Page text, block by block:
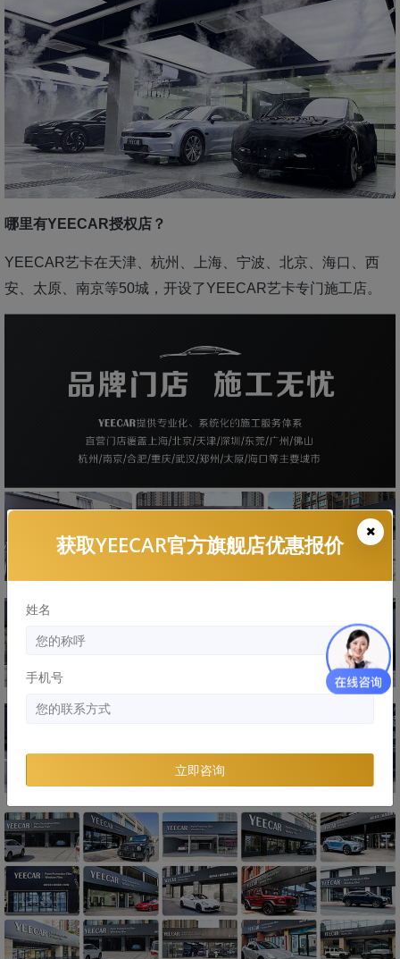
哪里有YEECAR授权店？
YEECAR艺卡在天津、杭州、上海、宁波、北京、海口、西
安、太原、南京等50城，开设了YEECAR艺卡专门施工店。
获取YEECAR官方旗舰店优惠报价
姓名
手机号
立即咨询